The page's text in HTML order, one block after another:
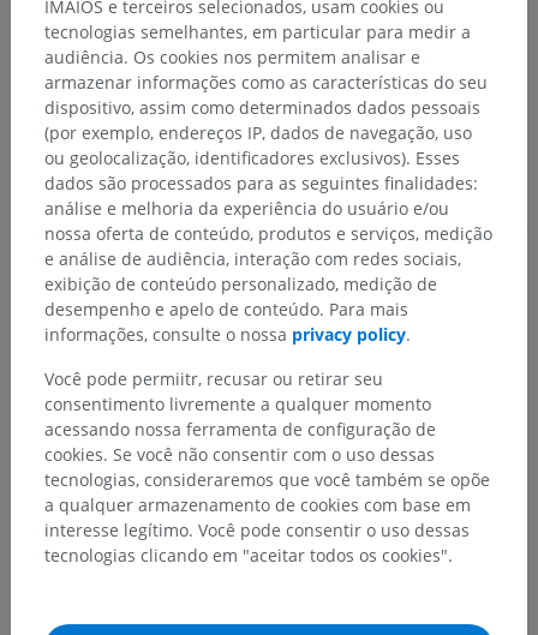
Ossos dos dedos do pé> Cartilagem ungular lateral
Estruturas subjacentes:Não há nenhuma estrutura
subjacente para esta parte anatômica
Traduções
Encontrou um erro?
Não hesite em nos sugerir uma correção, tradução ou
melhora de conteúdo.
Relatar um problema
BAIXE O APLICATIVO
IMAIOS e terceiros selecionados, usam cookies ou
tecnologias semelhantes, em particular para medir a
audiência. Os cookies nos permitem analisar e
armazenar informações como as características do seu
dispositivo, assim como determinados dados pessoais
(por exemplo, endereços IP, dados de navegação, uso
ou geolocalização, identificadores exclusivos). Esses
dados são processados para as seguintes finalidades:
análise e melhoria da experiência do usuário e/ou
nossa oferta de conteúdo, produtos e serviços, medição
e análise de audiência, interação com redes sociais,
exibição de conteúdo personalizado, medição de
desempenho e apelo de conteúdo. Para mais
informações, consulte o nossa privacy policy.
Você pode permiitr, recusar ou retirar seu
consentimento livremente a qualquer momento
acessando nossa ferramenta de configuração de
cookies. Se você não consentir com o uso dessas
tecnologias, consideraremos que você também se opõe
a qualquer armazenamento de cookies com base em
interesse legítimo. Você pode consentir o uso dessas
tecnologias clicando em "aceitar todos os cookies".